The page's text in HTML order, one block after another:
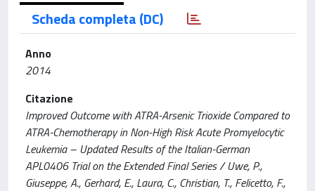
Scheda completa (DC)
Anno
2014
Citazione
Improved Outcome with ATRA-Arsenic Trioxide Compared to
ATRA-Chemotherapy in Non-High Risk Acute Promyelocytic
Leukemia – Updated Results of the Italian-German
APL0406 Trial on the Extended Final Series / Uwe, P.,
Giuseppe, A., Gerhard, E., Laura, C., Christian, T., Felicetto, F.,